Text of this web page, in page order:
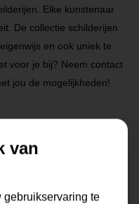
Elke kunstenaar
De collectie schilderijen
en ook uniek te
voor je bij? Neem contact
jou de mogelijkheden!
voor je aan de slag.
van
gebruikservaring te